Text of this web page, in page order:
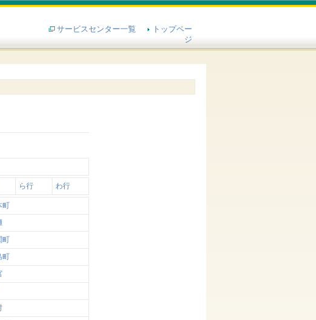
サービスセンター一覧
トップペー
ジ
ら行 わ行
町
町
町